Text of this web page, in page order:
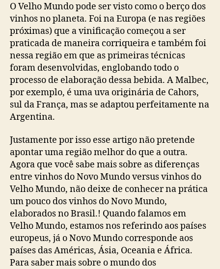
O Velho Mundo pode ser visto como o berço dos
vinhos no planeta. Foi na Europa (e nas regiões
próximas) que a vinificação começou a ser
praticada de maneira corriqueira e também foi
nessa região em que as primeiras técnicas
foram desenvolvidas, englobando todo o
processo de elaboração dessa bebida. A Malbec,
por exemplo, é uma uva originária de Cahors,
sul da França, mas se adaptou perfeitamente na
Argentina.
Justamente por isso esse artigo não pretende
apontar uma região melhor do que a outra.
Agora que você sabe mais sobre as diferenças
entre vinhos do Novo Mundo versus vinhos do
Velho Mundo, não deixe de conhecer na prática
um pouco dos vinhos do Novo Mundo,
elaborados no Brasil.! Quando falamos em
Velho Mundo, estamos nos referindo aos países
europeus, já o Novo Mundo corresponde aos
países das Américas, Ásia, Oceania e África.
Para saber mais sobre o mundo dos